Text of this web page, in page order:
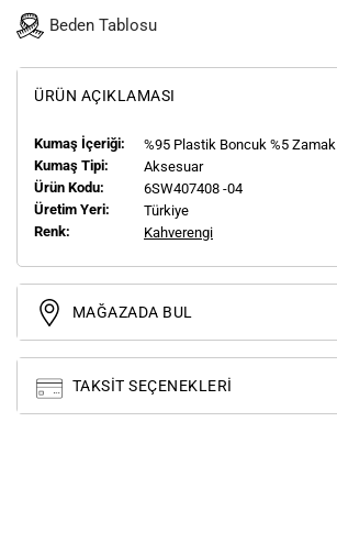
Beden Tablosu
ÜRÜN AÇIKLAMASI
Kumaş İçeriği:
%95 Plastik Boncuk %5 Zamak
Kumaş Tipi:
Aksesuar
Ürün Kodu:
6SW407408 -04
Üretim Yeri:
Türkiye
Renk:
Kahverengi
MAĞAZADA BUL
TAKSIT SEÇENEKLERI